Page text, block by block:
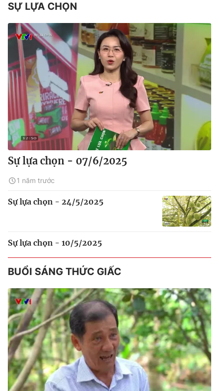
SỰ LỰA CHỌN
Sự lựa chọn - 07/6/2025
1 năm trước
Sự lựa chọn - 24/5/2025
Sự lựa chọn - 10/5/2025
BUỔI SÁNG THỨC GIẤC